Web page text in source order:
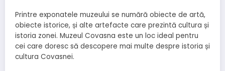
Printre exponatele muzeului se numără obiecte de artă,
obiecte istorice, și alte artefacte care prezintă cultura și
istoria zonei. Muzeul Covasna este un loc ideal pentru
cei care doresc să descopere mai multe despre istoria și
cultura Covasnei.